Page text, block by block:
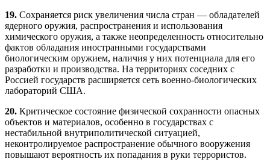
19. Сохраняется риск увеличения числа стран — обладателей
ядерного оружия, распространения и использования
химического оружия, а также неопределенность относительно
фактов обладания иностранными государствами
биологическим оружием, наличия у них потенциала для его
разработки и производства. На территориях соседних с
Россией государств расширяется сеть военно-биологических
лабораторий США.
20. Критическое состояние физической сохранности опасных
объектов и материалов, особенно в государствах с
нестабильной внутриполитической ситуацией,
неконтролируемое распространение обычного вооружения
повышают вероятность их попадания в руки террористов.